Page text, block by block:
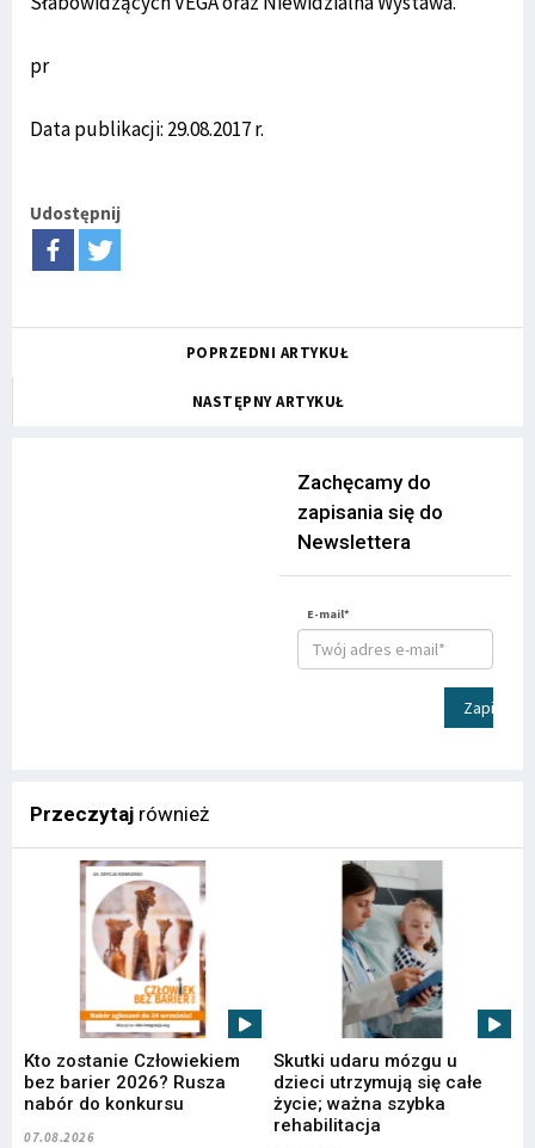
pr
Data publikacji: 29.08.2017 r.
Udostępnij
POPRZEDNI ARTYKUŁ
NASTĘPNY ARTYKUŁ
Zachęcamy do
zapisania się do
Newslettera
E-mail*
Zapisz
Przeczytaj również
Kto zostanie Człowiekiem
bez barier 2026? Rusza
nabór do konkursu
07.08.2026
Skutki udaru mózgu u
dzieci utrzymują się całe
życie; ważna szybka
rehabilitacja